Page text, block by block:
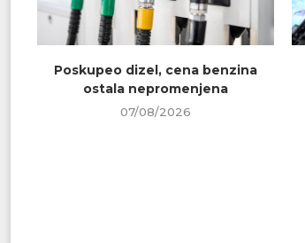
Poskupeo dizel, cena benzina
ostala nepromenjena
07/08/2026